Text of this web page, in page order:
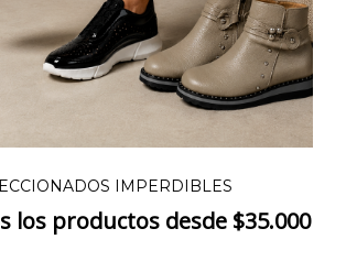
IMPERDIBLES
los productos desde $35.000